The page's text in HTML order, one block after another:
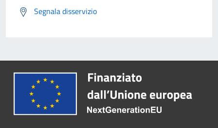
Segnala disservizio